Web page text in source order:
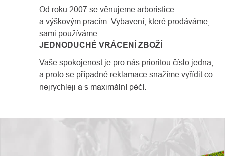
Od roku 2007 se věnujeme arboristice
a výškovým pracím. Vybavení, které prodáváme,
sami používáme.
JEDNODUCHÉ VRÁCENÍ ZBOŽÍ
Vaše spokojenost je pro nás prioritou číslo jedna,
a proto se případné reklamace snažíme vyřídit co
nejrychleji a s maximální péčí.